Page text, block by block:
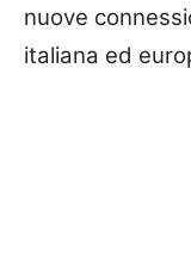
nuove
italiana ed